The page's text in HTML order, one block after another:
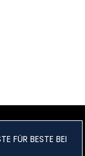
FÜR BESTE BEI